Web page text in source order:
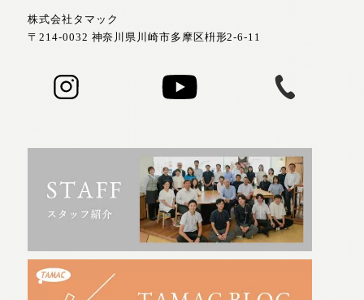
株式会社タマック
〒214-0032 神奈川県川崎市多摩区枡形2-6-11